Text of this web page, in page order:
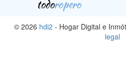
todoropero
© 2026 hdi2 - Hogar Digital e
legal